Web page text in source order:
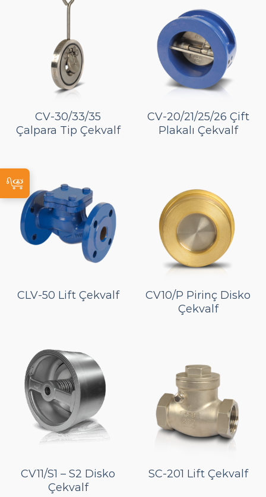
CV-30/33/35
Çalpara Tip Çekvalf
CV-20/21/25/26 Çift
Plakalı Çekvalf
CLV-50 Lift Çekvalf
CV10/P Pirinç Disko
Çekvalf
CV11/S1 – S2 Disko
Çekvalf
SC-201 Lift Çekvalf